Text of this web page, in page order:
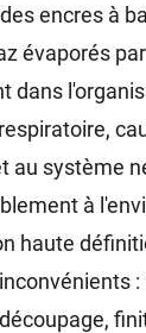
encres à
évaporés
dans
au système
à
haute
: